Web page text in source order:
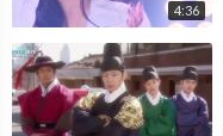
4:36